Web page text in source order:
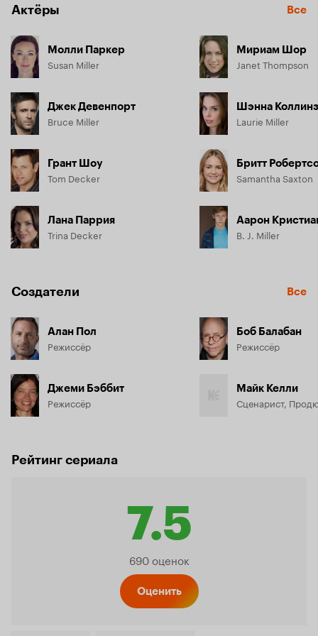
Актёры Все
Молли Паркер
Susan Miller
Джек Девенпорт
Bruce Miller
Грант Шоу
Tom Decker
Лана Паррия
Trina Decker
Мириам Шор
Janet Thompson
Шэнна Коллинз
Laurie Miller
Бритт
Samantha Saxton
Аарон
B. J. Miller
Создатели Все
Алан Пол
Режиссёр
Джеми Бэббит
Режиссёр
Боб Балабан
Режиссёр
Майк Келли
Сценарист,
Рейтинг сериала
7.5
Рейтинг
690 оценок
Оценить